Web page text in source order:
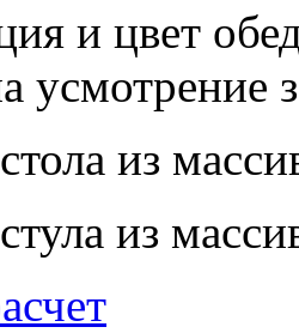
и цвет
усмотрение
из
из